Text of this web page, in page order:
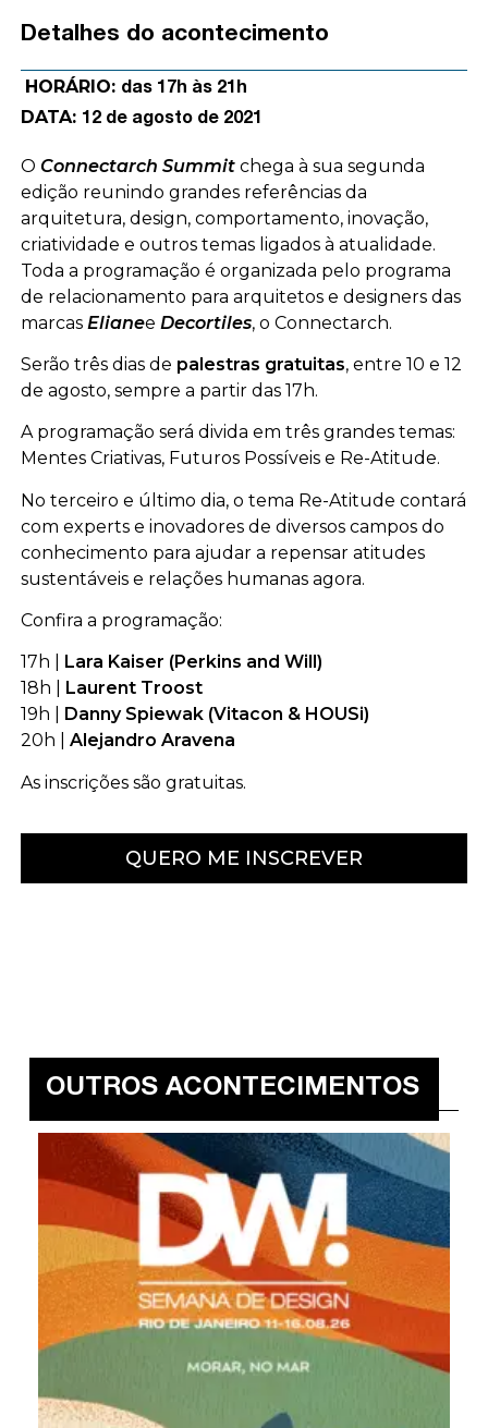
Detalhes do acontecimento
HORÁRIO: das 17h às 21h
DATA: 12 de agosto de 2021
O Connectarch Summitchega à sua segunda
edição reunindo grandes referências da
arquitetura, design, comportamento, inovação,
criatividade e outros temas ligados à atualidade.
Toda a programação é organizada pelo programa
de relacionamento para arquitetos e designers das
marcas Elianee Decortiles, o Connectarch.
Serão três dias de palestras gratuitas, entre 10 e 12
de agosto, sempre a partir das 17h.
A programação será divida em três grandes temas:
Mentes Criativas, Futuros Possíveis e Re-Atitude.
No terceiro e último dia, o tema Re-Atitude contará
com experts e inovadores de diversos campos do
conhecimento para ajudar a repensar atitudes
sustentáveis e relações humanas agora.
Confira a programação:
17h |
Lara Kaiser (Perkins and Will)
18h |
Laurent Troost
19h |
Danny Spiewak (Vitacon & HOUSi)
20h | Alejandro Aravena
As inscrições são gratuitas.
QUERO ME INSCREVER
OUTROS ACONTECIMENTOS